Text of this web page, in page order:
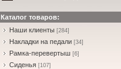
Каталог товаров:
Наши клиенты [284]
Накладки на педали [34]
Рамка-перевертыш [6]
Сиденья [107]